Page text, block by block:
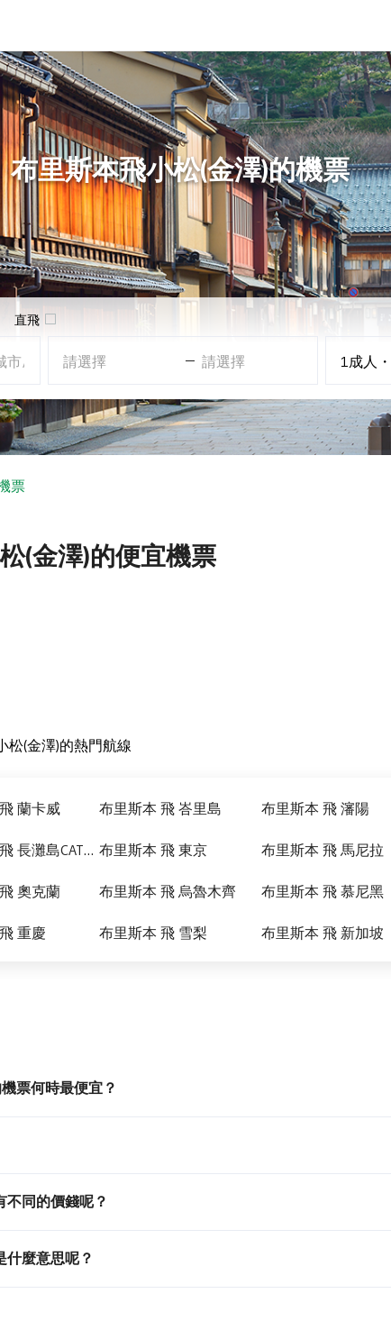
布里斯本飛小松(金澤)的機票
直飛
請選擇 請選擇 1成人 ・
票
(金澤)的便宜機票
松(金澤)的熱門航線
蘭卡威 布里斯本 飛 峇里島 布里斯本 飛 瀋陽
布里斯本 飛 長灘島CATICLAN 布里斯本 飛 東京 布里斯本 飛 馬尼拉
奧克蘭 布里斯本 飛 烏魯木齊 布里斯本 飛 慕尼黑
重慶 布里斯本 飛 雪梨 布里斯本 飛 新加坡
票何時最便宜？
不同的價錢呢？
什麼意思呢？